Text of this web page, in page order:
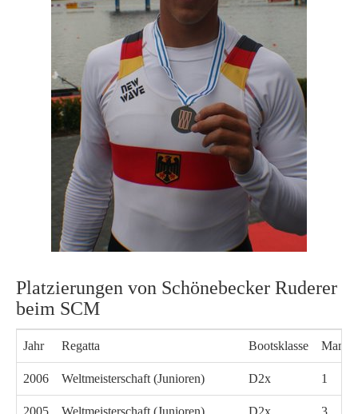
Platzierungen von Schönebecker Ruderer
beim SCM
Jahr Regatta Bootsklasse
2006 Weltmeisterschaft (Junioren) D2x 1